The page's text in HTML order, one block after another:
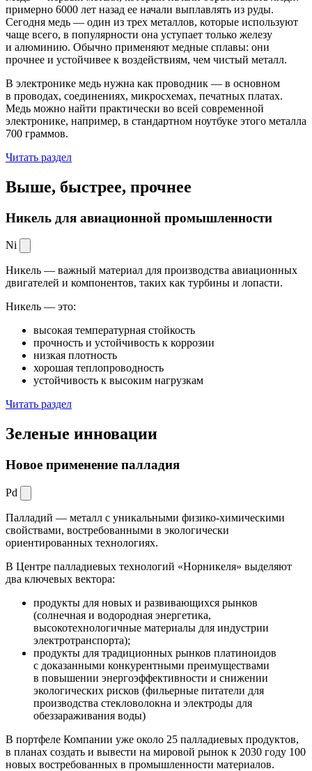
примерно 6000 лет назад ее начали выплавлять из руды.
Сегодня медь — один из трех металлов, которые используют
чаще всего, в популярности она уступает только железу
и алюминию. Обычно применяют медные сплавы: они
прочнее и устойчивее к воздействиям, чем чистый металл.
В электронике медь нужна как проводник — в основном
в проводах, соединениях, микросхемах, печатных платах.
Медь можно найти практически во всей современной
электронике, например, в стандартном ноутбуке этого металла
700 граммов.
Читать раздел
Выше, быстрее, прочнее
Никель для авиационной промышленности
Ni
Никель — важный материал для производства авиационных
двигателей и компонентов, таких как турбины и лопасти.
Никель — это:
высокая температурная стойкость
прочность и устойчивость к коррозии
низкая плотность
хорошая теплопроводность
устойчивость к высоким нагрузкам
Читать раздел
Зеленые инновации
Новое применение палладия
Pd
Палладий — металл с уникальными физико-химическими
свойствами, востребованными в экологически
ориентированных технологиях.
В Центре палладиевых технологий «Норникеля» выделяют
два ключевых вектора:
продукты для новых и развивающихся рынков
(солнечная и водородная энергетика,
высокотехнологичные материалы для индустрии
электротранспорта);
продукты для традиционных рынков платиноидов
с доказанными конкурентными преимуществами
в повышении энергоэффективности и снижении
экологических рисков (фильерные питатели для
производства стекловолокна и электроды для
обеззараживания воды)
В портфеле Компании уже около 25 палладиевых продуктов,
в планах создать и вывести на мировой рынок к 2030 году 100
новых востребованных в промышленности материалов.